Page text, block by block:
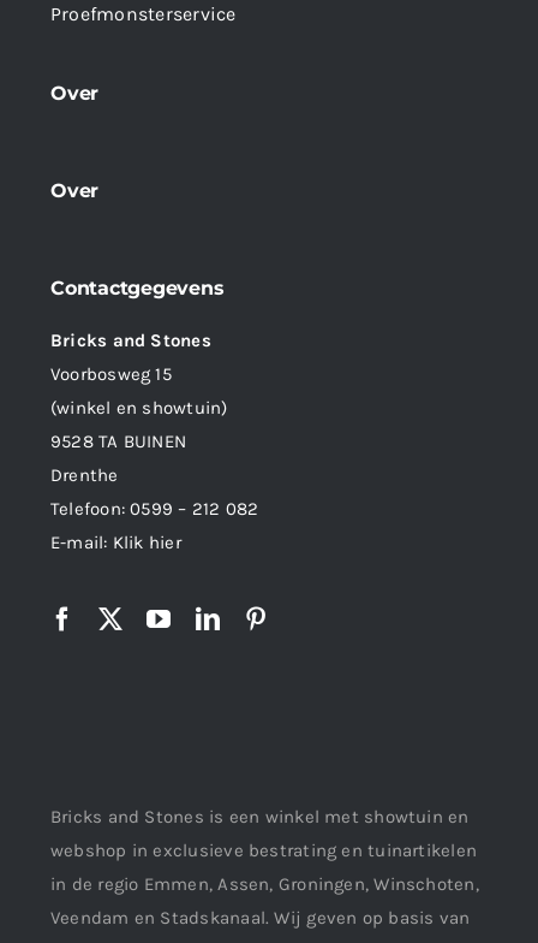
Proefmonsterservice
Over
Over
Contactgegevens
Bricks and Stones
Voorbosweg 15
(winkel en showtuin)
9528 TA BUINEN
Drenthe
Telefoon:0599 – 212 082
E-mail: Klik hier
Bricks and Stones is een winkel met showtuin en
webshop in exclusieve bestrating en tuinartikelen
in de regio Emmen, Assen, Groningen, Winschoten,
Veendam en Stadskanaal. Wij geven op basis van